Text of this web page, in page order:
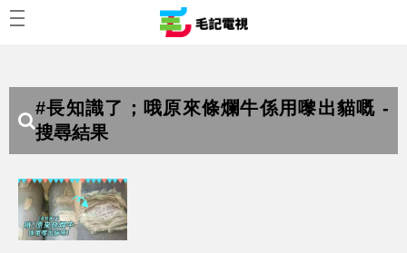
#長知識了；哦原來條爛牛係用嚟出貓嘅 -
搜尋結果